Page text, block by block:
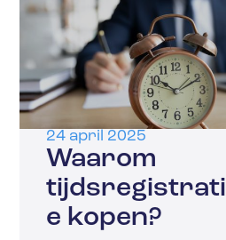
24 april 2025
Waarom
e kopen?